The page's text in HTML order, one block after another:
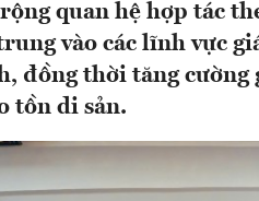
quan hệ hợp tác
vào các lĩnh vực
đồng thời tăng
tồn di sản.